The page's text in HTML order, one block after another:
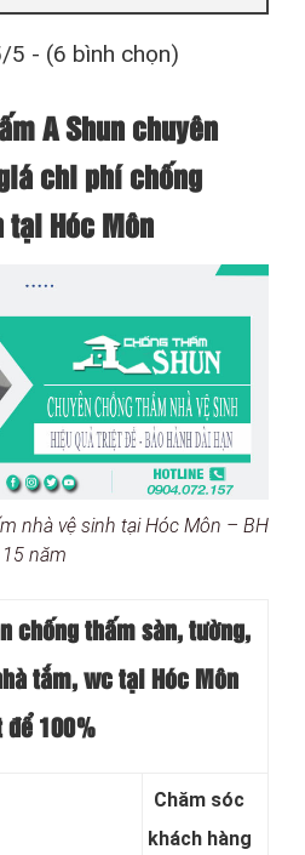
5 - (6 bình chọn)
A Shun chuyên
chi phí chống
tại Hóc Môn
nhà vệ sinh tại Hóc Môn – BH
15 năm
chống thấm sàn, tường,
tắm, wc tại Hóc Môn
để 100%
Chăm sóc
khách hàng